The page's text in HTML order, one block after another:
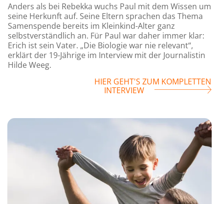
Anders als bei Rebekka wuchs Paul mit dem Wissen um
seine Herkunft auf. Seine Eltern sprachen das Thema
Samenspende bereits im Kleinkind-Alter ganz
selbstverständlich an. Für Paul war daher immer klar:
Erich ist sein Vater. „Die Biologie war nie relevant“,
erklärt der 19-Jährige im Interview mit der Journalistin
Hilde Weeg.
HIER GEHT'S ZUM KOMPLETTEN
INTERVIEW